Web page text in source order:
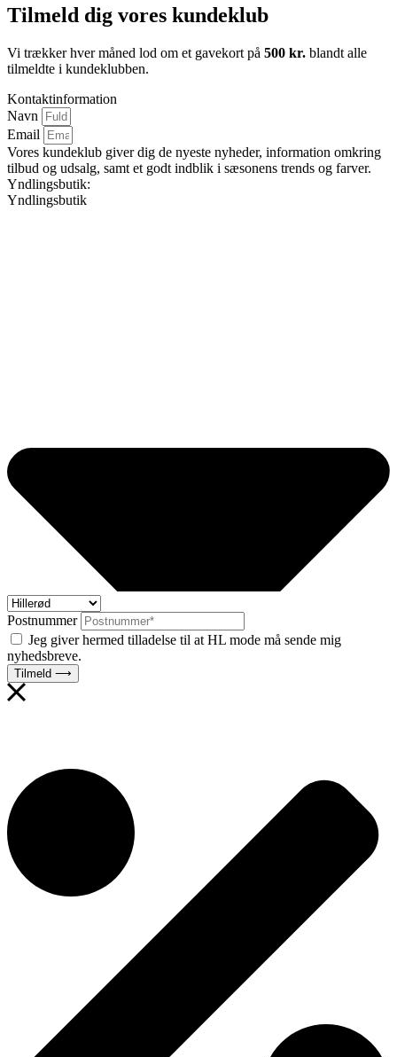
Tilmeld dig vores kundeklub
Vi trækker hver måned lod om et gavekort på 500 kr. blandt alle
tilmeldte i kundeklubben.
Kontaktinformation
Navn
Email
Vores kundeklub giver dig de nyeste nyheder, information omkring
tilbud og udsalg, samt et godt indblik i sæsonens trends og farver.
Yndlingsbutik:
Yndlingsbutik
Postnummer
Jeg giver hermed tilladelse til at HL mode må sende mig
nyhedsbreve.
Tilmeld ⟶